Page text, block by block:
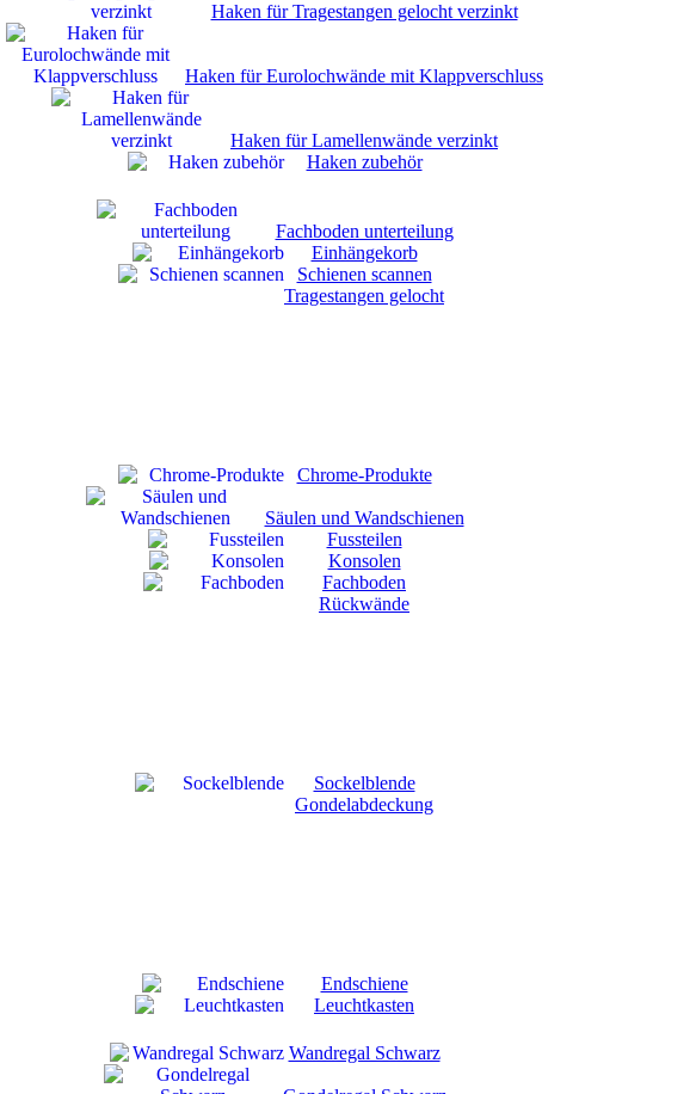
Haken für Tragestangen gelocht verzinkt
Haken für Eurolochwände mit Klappverschluss
Haken für Lamellenwände verzinkt
Haken zubehör
Fachboden unterteilung
Einhängekorb
Schienen scannen
Tragestangen gelocht
Chrome-Produkte
Säulen und Wandschienen
Fussteilen
Konsolen
Fachboden
Rückwände
Sockelblende
Gondelabdeckung
Endschiene
Leuchtkasten
Wandregal Schwarz